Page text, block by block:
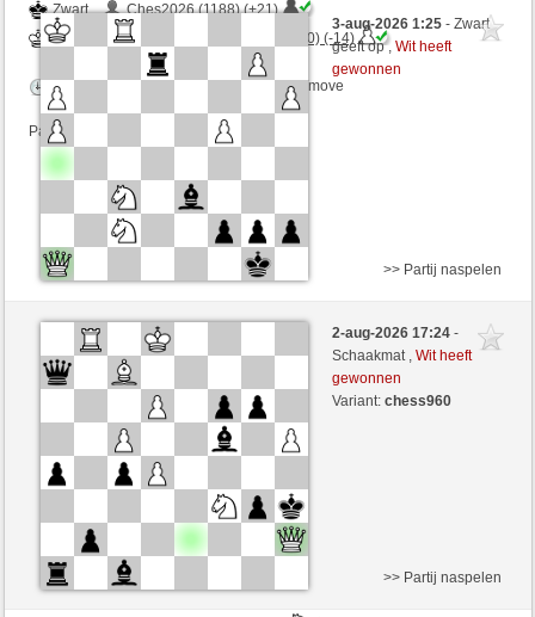
Zwart
Ches2026 (1188) (+21)
Wit
ChesterTheMoulTester (1150) (-14)
Speelduur: 5 minutes/side + 4 seconds/move
Partij telt mee voor de ranglijst
3-aug-2026 1:25- Zwart
geeft op ,Wit heeft
gewonnen
Wit
norm_ (1339) (+8)
Zwart
ChesterTheMoulTester (1158) (-8)
Speelduur: 5 minutes/side + 8 seconds/move
Partij telt mee voor de ranglijst
>> Partij naspelen
2-aug-2026 17:24-
Schaakmat ,Wit heeft
gewonnen
Variant:chess960
>> Partij naspelen